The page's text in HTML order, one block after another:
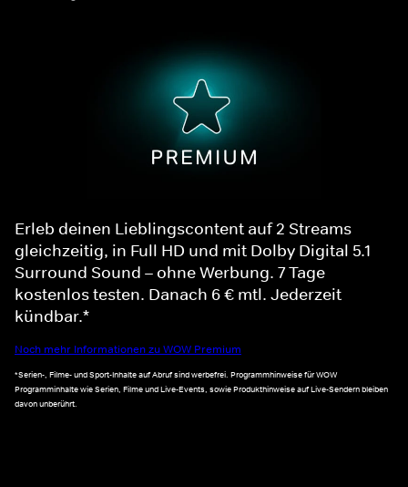
Erleb deinen Lieblingscontent auf 2 Streams
gleichzeitig, in Full HD und mit Dolby Digital 5.1
Surround Sound – ohne Werbung. 7 Tage
kostenlos testen. Danach 6 € mtl. Jederzeit
kündbar.*
Noch mehr Informationen zu WOW Premium
*Serien-, Filme- und Sport-Inhalte auf Abruf sind werbefrei. Programmhinweise für WOW
Programminhalte wie Serien, Filme und Live-Events, sowie Produkthinweise auf Live-Sendern bleiben
davon unberührt.